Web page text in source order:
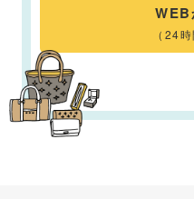
WEB
（24